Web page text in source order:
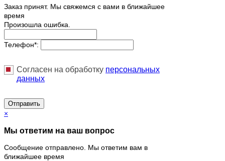
Заказ принят. Мы свяжемся с вами в ближайшее
время
Произошла ошибка.
Телефон*:
Согласен на обработку персональныx
данных
Отправить
×
Мы ответим на ваш вопрос
Сообщение отправлено. Мы ответим вам в
ближайшее время